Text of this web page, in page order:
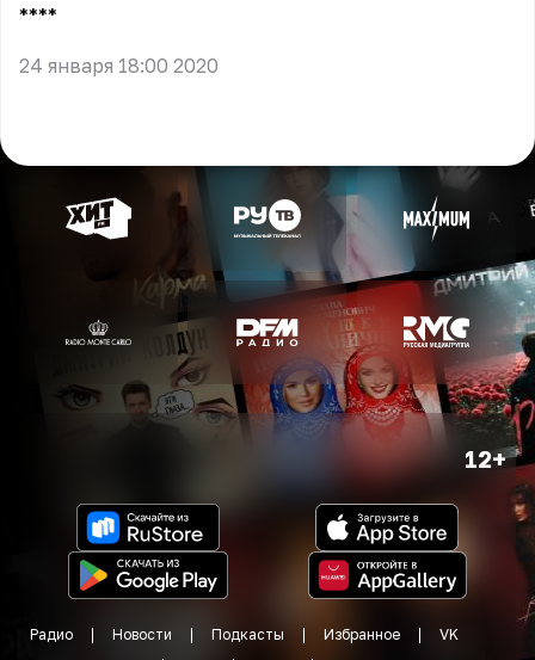
** **
24 января 18:00 2020
12+
Радио Новости Подкасты Избранное
VK